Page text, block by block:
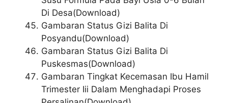
Di Desa(Download)
Gambaran Status Gizi Balita Di
Posyandu(Download)
Gambaran Status Gizi Balita Di
Puskesmas(Download)
Gambaran Tingkat Kecemasan Ibu Hamil
Trimester Iii Dalam Menghadapi Proses